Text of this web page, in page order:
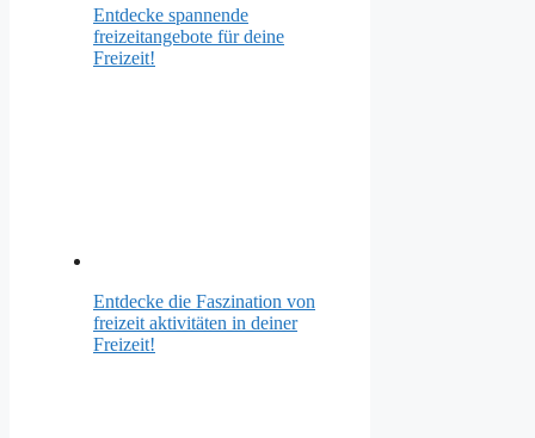
Entdecke spannende
freizeitangebote für deine
Freizeit!
Entdecke die Faszination von
freizeit aktivitäten in deiner
Freizeit!